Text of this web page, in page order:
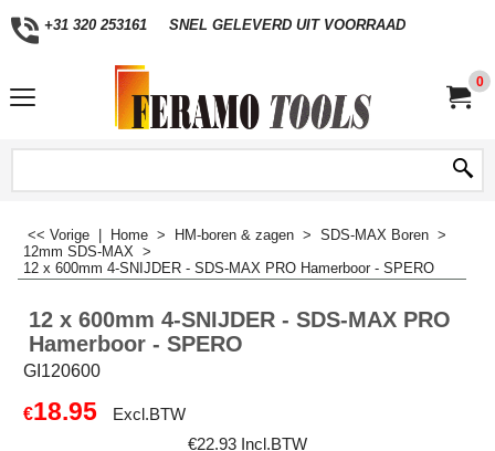
+31 320 253161 SNEL GELEVERD UIT VOORRAAD
0
<< Vorige Home > HM-boren & zagen > SDS-MAX Boren >
12mm SDS-MAX >
12 x 600mm 4-SNIJDER - SDS-MAX PRO Hamerboor - SPERO
12 x 600mm 4-SNIJDER - SDS-MAX PRO
Hamerboor - SPERO
GI120600
€18.95
Excl.BTW
€22.93 Incl.BTW